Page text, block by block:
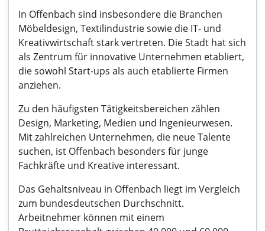
In Offenbach sind insbesondere die Branchen
Möbeldesign, Textilindustrie sowie die IT- und
Kreativwirtschaft stark vertreten. Die Stadt hat sich
als Zentrum für innovative Unternehmen etabliert,
die sowohl Start-ups als auch etablierte Firmen
anziehen.
Zu den häufigsten Tätigkeitsbereichen zählen
Design, Marketing, Medien und Ingenieurwesen.
Mit zahlreichen Unternehmen, die neue Talente
suchen, ist Offenbach besonders für junge
Fachkräfte und Kreative interessant.
Das Gehaltsniveau in Offenbach liegt im Vergleich
zum bundesdeutschen Durchschnitt.
Arbeitnehmer können mit einem